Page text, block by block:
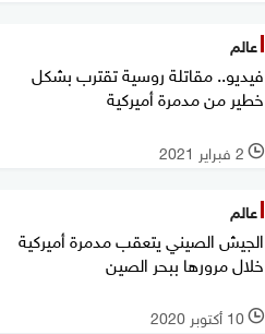
عالم
فيديو.. مقاتلة روسية تقترب بشكل
خطير من مدمرة أميركية
l 2 فبراير 2021
عالم
الجيش الصيني يتعقب مدمرة أميركية
خلال مرورها ببحر الصين
l 10 أكتوبر 2020